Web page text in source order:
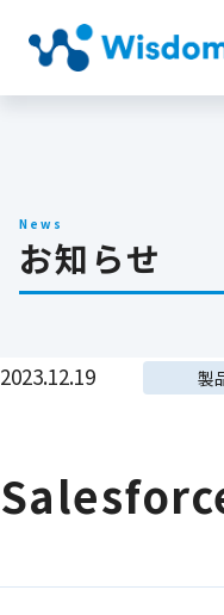
News
お知らせ
2023.12.19 製